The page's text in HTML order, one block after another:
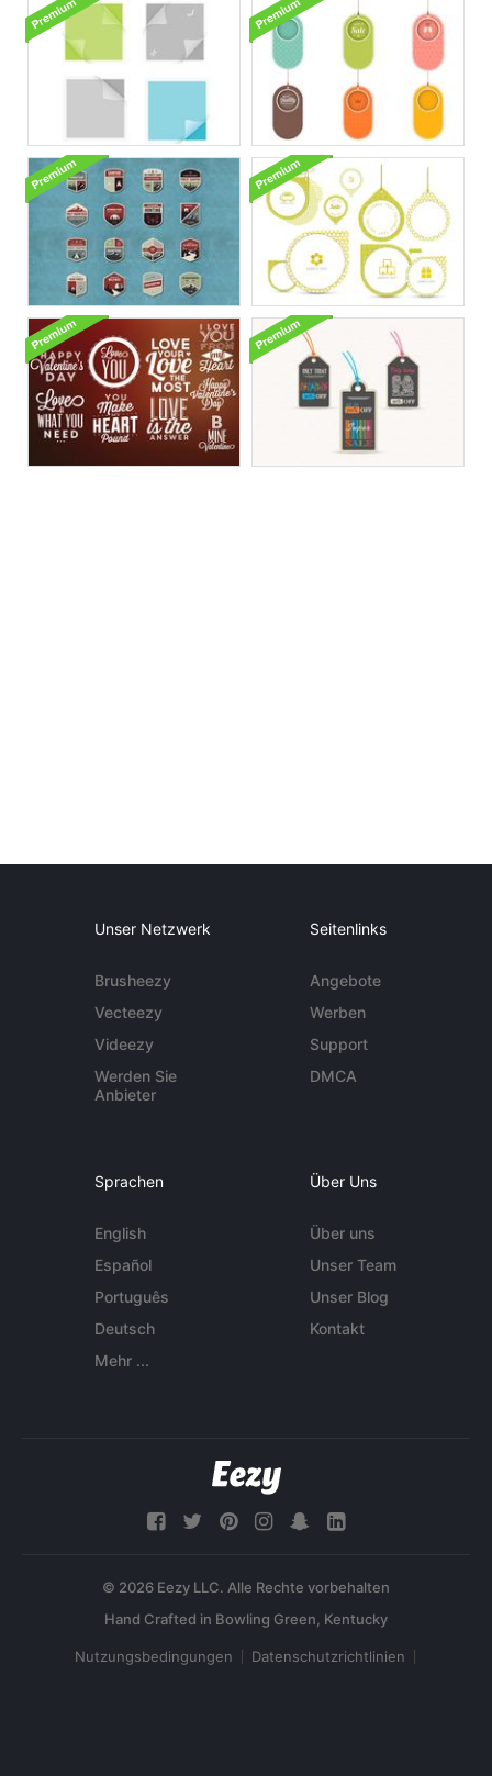
Unser Netzwerk
Brusheezy
Vecteezy
Videezy
Werden Sie
Anbieter
Seitenlinks
Angebote
Werben
Support
DMCA
Sprachen
English
Español
Português
Deutsch
Mehr ...
Über Uns
Über uns
Unser Team
Unser Blog
Kontakt
© 2026 Eezy LLC. Alle Rechte vorbehalten
Nutzungsbedingungen Datenschutzrichtlinien